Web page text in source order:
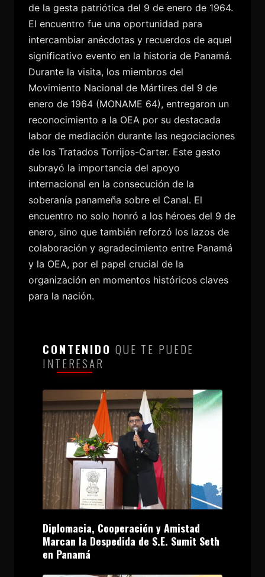
de la gesta patriótica del 9 de enero de 1964.
El encuentro fue una oportunidad para
intercambiar anécdotas y recuerdos de aquel
significativo evento en la historia de Panamá.
Durante la visita, los miembros del
Movimiento Nacional de Mártires del 9 de
enero de 1964 (MONAME 64), entregaron un
reconocimiento a la OEA por su destacada
labor de mediación durante las negociaciones
de los Tratados Torrijos-Carter. Este gesto
subrayó la importancia del apoyo
internacional en la consecución de la
soberanía panameña sobre el Canal. El
encuentro no solo honró a los héroes del 9 de
enero, sino que también reforzó los lazos de
colaboración y agradecimiento entre Panamá
y la OEA, por el papel crucial de la
organización en momentos históricos claves
para la nación.
CONTENIDO QUE TE PUEDE
INTERESAR
Diplomacia, Cooperación y Amistad
Marcan la Despedida de S.E. Sumit Seth
en Panamá